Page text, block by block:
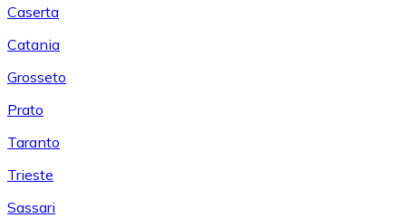
Caserta
Catania
Grosseto
Prato
Taranto
Trieste
Sassari